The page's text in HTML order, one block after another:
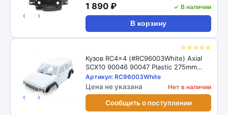
‹ ›
1 890 ₽ ✓ В наличии
В корзину
☆☆☆☆☆
‹ ›
Кузов RC4x4 (#RC96003White) Axial
SCX10 90046 90047 Plastic 275mm
White
Артикул: RC96003White
Цена не указана Нет в наличии
Сообщить о поступлении